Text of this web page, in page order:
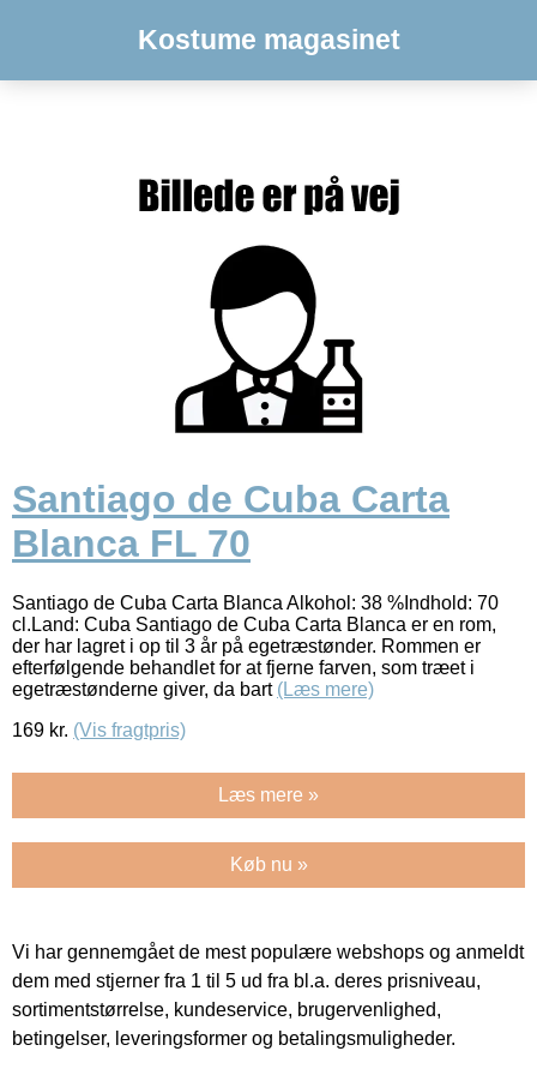
Kostume magasinet
Santiago de Cuba Carta
Blanca FL 70
Santiago de Cuba Carta Blanca Alkohol: 38 %Indhold: 70
cl.Land: Cuba Santiago de Cuba Carta Blanca er en rom,
der har lagret i op til 3 år på egetræstønder. Rommen er
efterfølgende behandlet for at fjerne farven, som træet i
egetræstønderne giver, da bart (Læs mere)
169 kr. (Vis fragtpris)
Læs mere »
Køb nu »
Vi har gennemgået de mest populære webshops og anmeldt
dem med stjerner fra 1 til 5 ud fra bl.a. deres prisniveau,
sortimentstørrelse, kundeservice, brugervenlighed,
betingelser, leveringsformer og betalingsmuligheder.